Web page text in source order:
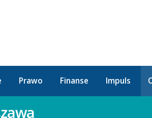
Prawo Finanse Impuls